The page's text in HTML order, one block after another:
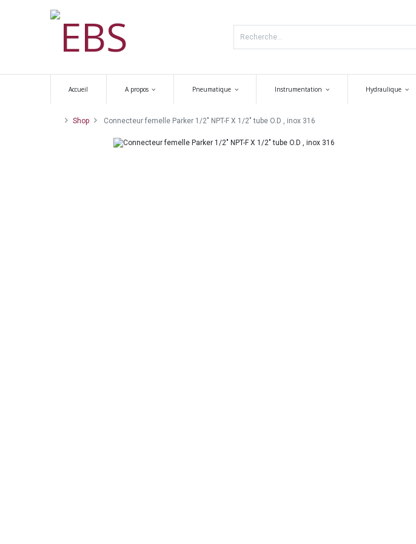
Accueil A propos Pneumatique Instrumentation Hydraulique
Shop Connecteur femelle Parker 1/2" NPT-F X 1/2" tube O.D , inox 316